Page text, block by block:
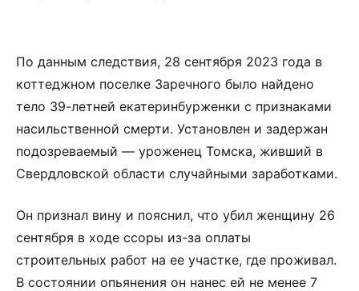
По данным следствия, 28 сентября 2023 года в
коттеджном поселке Заречного было найдено
тело 39-летней екатеринбурженки с признаками
насильственной смерти. Установлен и задержан
подозреваемый — уроженец Томска, живший в
Свердловской области случайными заработками.
Он признал вину и пояснил, что убил женщину 26
сентября в ходе ссоры из-за оплаты
строительных работ на ее участке, где проживал.
В состоянии опьянения он нанес ей не менее 7